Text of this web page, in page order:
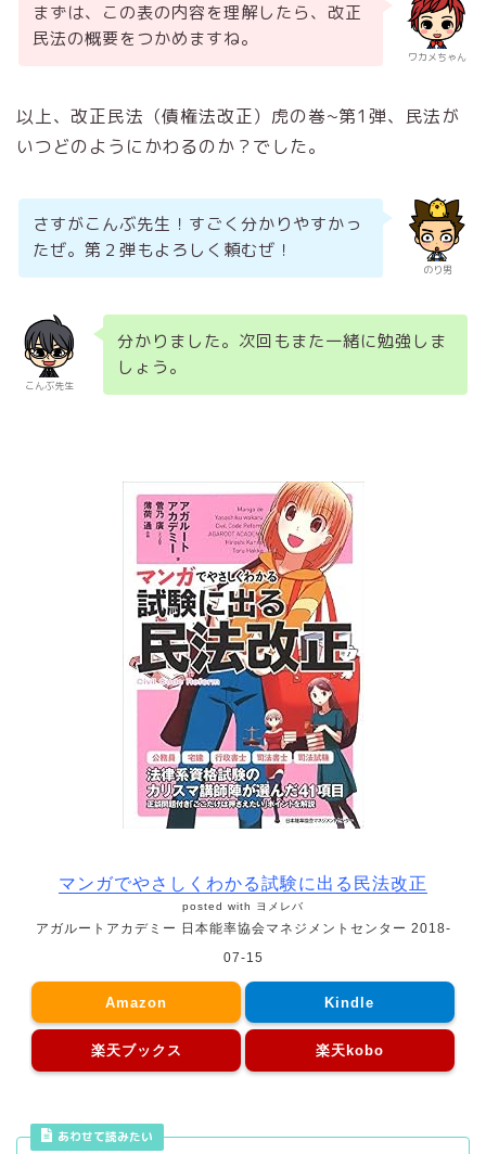
ワカメちゃん
まずは、この表の内容を理解したら、改正
民法の概要をつかめますね。
以上、改正民法（債権法改正）虎の巻~第1弾、民法が
いつどのようにかわるのか？でした。
のり男
さすがこんぶ先生！すごく分かりやすかっ
たぜ。第２弾もよろしく頼むぜ！
こんぶ先生
分かりました。次回もまた一緒に勉強しま
しょう。
マンガでやさしくわかる試験に出る民法改正
posted with ヨメレバ
アガルートアカデミー 日本能率協会マネジメントセンター 2018-
07-15
Amazon Kindle
楽天ブックス 楽天kobo
あわせて読みたい